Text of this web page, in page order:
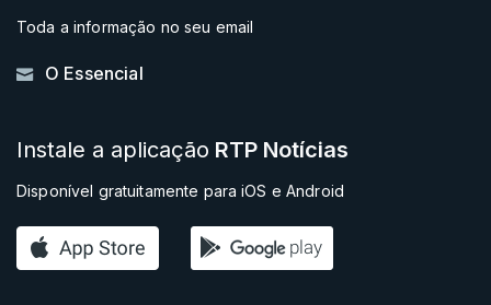
Toda a informação no seu email
O Essencial
Instale a aplicação RTP Notícias
Disponível gratuitamente para iOS e Android